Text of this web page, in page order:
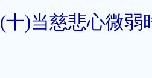
(十)当慈悲心微弱